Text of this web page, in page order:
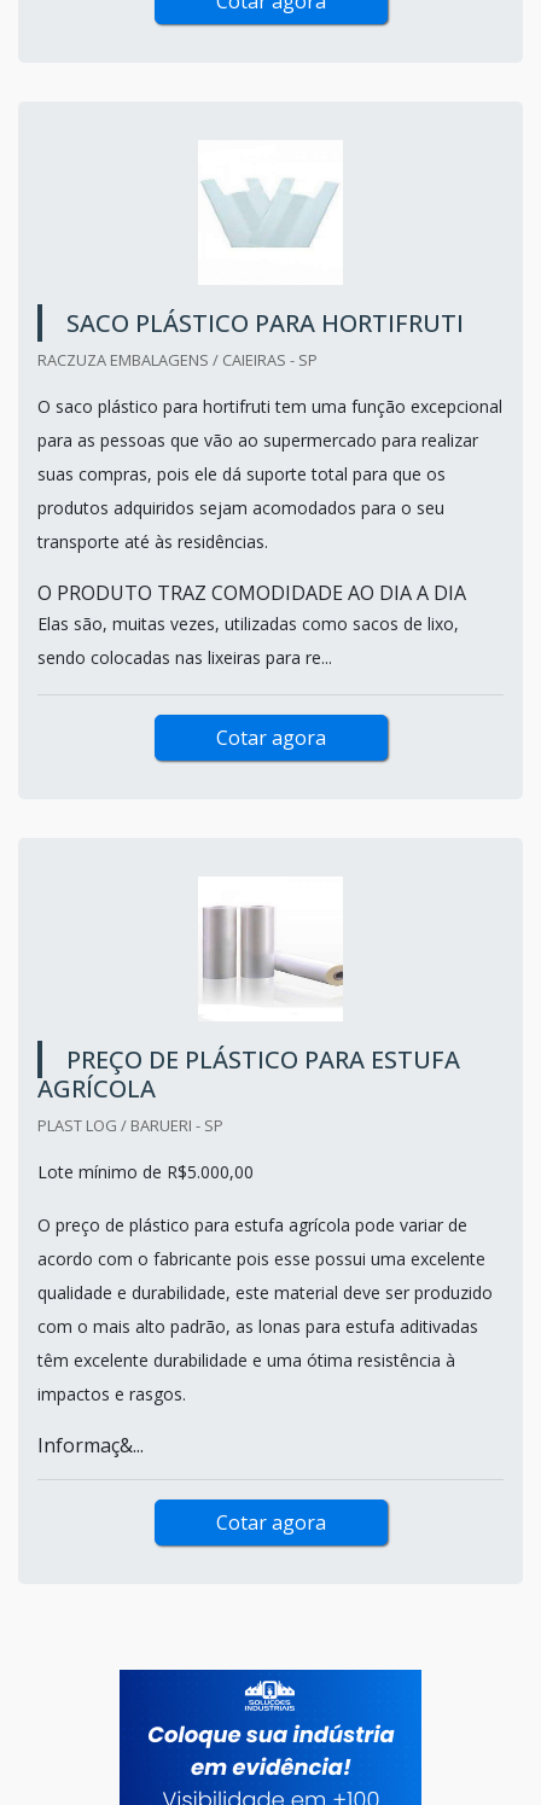
SACO PLÁSTICO PARA HORTIFRUTI
RACZUZA EMBALAGENS / CAIEIRAS - SP
O saco plástico para hortifruti tem uma função excepcional
para as pessoas que vão ao supermercado para realizar
suas compras, pois ele dá suporte total para que os
produtos adquiridos sejam acomodados para o seu
transporte até às residências.
O PRODUTO TRAZ COMODIDADE AO DIA A DIA
Elas são, muitas vezes, utilizadas como sacos de lixo,
sendo colocadas nas lixeiras para re...
Cotar agora
PREÇO DE PLÁSTICO PARA ESTUFA
AGRÍCOLA
PLAST LOG / BARUERI - SP
Lote mínimo de R$5.000,00
O preço de plástico para estufa agrícola pode variar de
acordo com o fabricante pois esse possui uma excelente
qualidade e durabilidade, este material deve ser produzido
com o mais alto padrão, as lonas para estufa aditivadas
têm excelente durabilidade e uma ótima resistência à
impactos e rasgos.
Informaç&...
Cotar agora